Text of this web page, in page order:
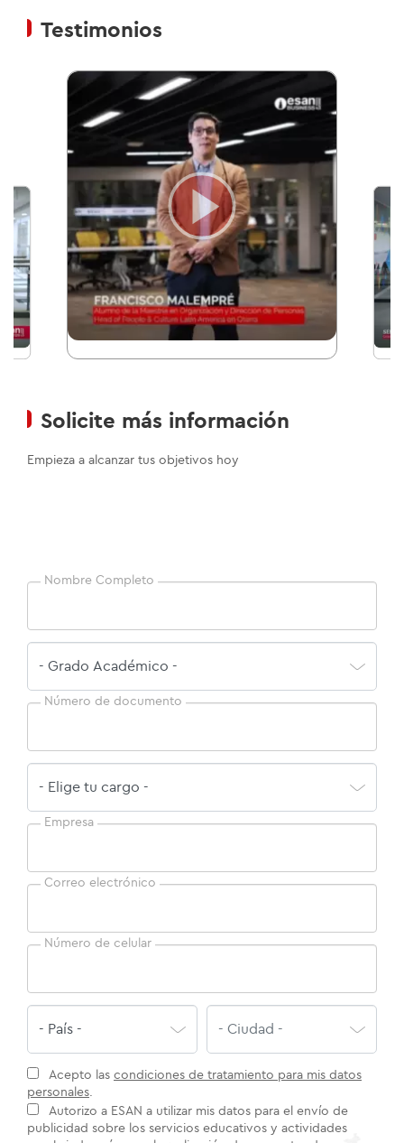
Testimonios
Solicite más información
Empieza a alcanzar tus objetivos hoy
Nombre Completo
Número de documento
Empresa
Correo electrónico
Número de celular
Acepto las condiciones de tratamiento para mis datos
personales.
Autorizo a ESAN a utilizar mis datos para el envío de
publicidad sobre los servicios educativos y actividades